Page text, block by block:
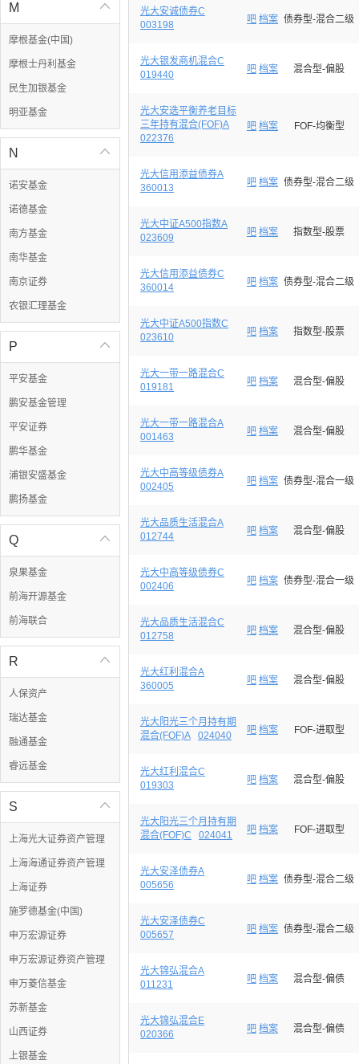

M
摩根基金(中国)
摩根士丹利基金
民生加银基金
明亚基金

N
诺安基金
诺德基金
南方基金
南华基金
南京证券
农银汇理基金

P
平安基金
鹏安基金管理
平安证券
鹏华基金
浦银安盛基金
鹏扬基金

Q
泉果基金
前海开源基金
前海联合

R
人保资产
瑞达基金
融通基金
睿远基金

S
上海光大证券资产管理
上海海通证券资产管理
上海证券
施罗德基金(中国)
申万宏源证券
申万宏源证券资产管理
申万菱信基金
苏新基金
山西证券
上银基金
光大安诚债券C
003198
吧 档案 债券型-混合二级
光大银发商机混合C
019440
吧 档案 混合型-偏股
光大安选平衡养老目标
三年持有混合(FOF)A
022376
吧 档案 FOF-均衡型
光大信用添益债券A
360013
吧 档案 债券型-混合二级
光大中证A500指数A
023609
吧 档案 指数型-股票
光大信用添益债券C
360014
吧 档案 债券型-混合二级
光大中证A500指数C
023610
吧 档案 指数型-股票
光大一带一路混合C
019181
吧 档案 混合型-偏股
光大一带一路混合A
001463
吧 档案 混合型-偏股
光大中高等级债券A
002405
吧 档案 债券型-混合一级
光大品质生活混合A
012744
吧 档案 混合型-偏股
光大中高等级债券C
002406
吧 档案 债券型-混合一级
光大品质生活混合C
012758
吧 档案 混合型-偏股
光大红利混合A
360005
吧 档案 混合型-偏股
光大阳光三个月持有期
混合(FOF)A
024040 吧 档案 FOF-进取型
光大红利混合C
019303
吧 档案 混合型-偏股
光大阳光三个月持有期
混合(FOF)C
024041 吧 档案 FOF-进取型
光大安泽债券A
005656
吧 档案 债券型-混合二级
光大安泽债券C
005657
吧 档案 债券型-混合二级
光大锦弘混合A
011231
吧 档案 混合型-偏债
光大锦弘混合E
020366
吧 档案 混合型-偏债